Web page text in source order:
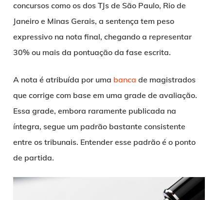
concursos como os dos TJs de São Paulo, Rio de
Janeiro e Minas Gerais, a sentença tem peso
expressivo na nota final, chegando a representar
30% ou mais da pontuação da fase escrita.
A nota é atribuída por uma banca de magistrados
que corrige com base em uma grade de avaliação.
Essa grade, embora raramente publicada na
íntegra, segue um padrão bastante consistente
entre os tribunais. Entender esse padrão é o ponto
de partida.